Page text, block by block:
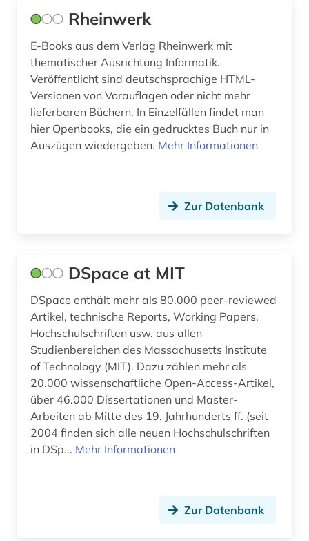
Rheinwerk
E-Books aus dem Verlag Rheinwerk mit
thematischer Ausrichtung Informatik.
Veröffentlicht sind deutschsprachige HTML-
Versionen von Vorauflagen oder nicht mehr
lieferbaren Büchern. In Einzelfällen findet man
hier Openbooks, die ein gedrucktes Buch nur in
Auszügen wiedergeben. Mehr Informationen
Zur Datenbank
DSpace at MIT
DSpace enthält mehr als 80.000 peer-reviewed
Artikel, technische Reports, Working Papers,
Hochschulschriften usw. aus allen
Studienbereichen des Massachusetts Institute
of Technology (MIT). Dazu zählen mehr als
20.000 wissenschaftliche Open-Access-Artikel,
über 46.000 Dissertationen und Master-
Arbeiten ab Mitte des 19. Jahrhunderts ff. (seit
2004 finden sich alle neuen Hochschulschriften
in DSp... Mehr Informationen
Zur Datenbank